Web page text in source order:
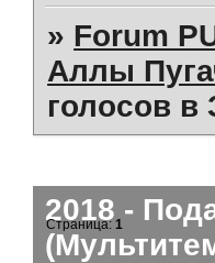
» Forum
Аллы
голосов в
2018 -
Страница:1